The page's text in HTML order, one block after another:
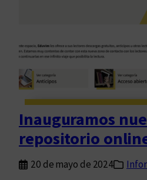
d
n
d
o
c
u
Inauguramos
repositorio
20 de mayo de 2024